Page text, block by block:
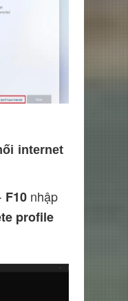
internet
F10 nhập
profile